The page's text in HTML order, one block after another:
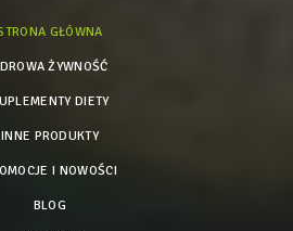
GŁÓWNA
ŻYWNOŚĆ
DIETY
INNE PRODUKTY
I NOWOŚCI
BLOG